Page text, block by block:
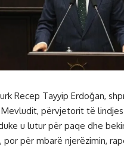
Recep Tayyip Erdoğan,
përvjetorit të
u lutur për paqe dhe
por për mbarë njerëzimin,